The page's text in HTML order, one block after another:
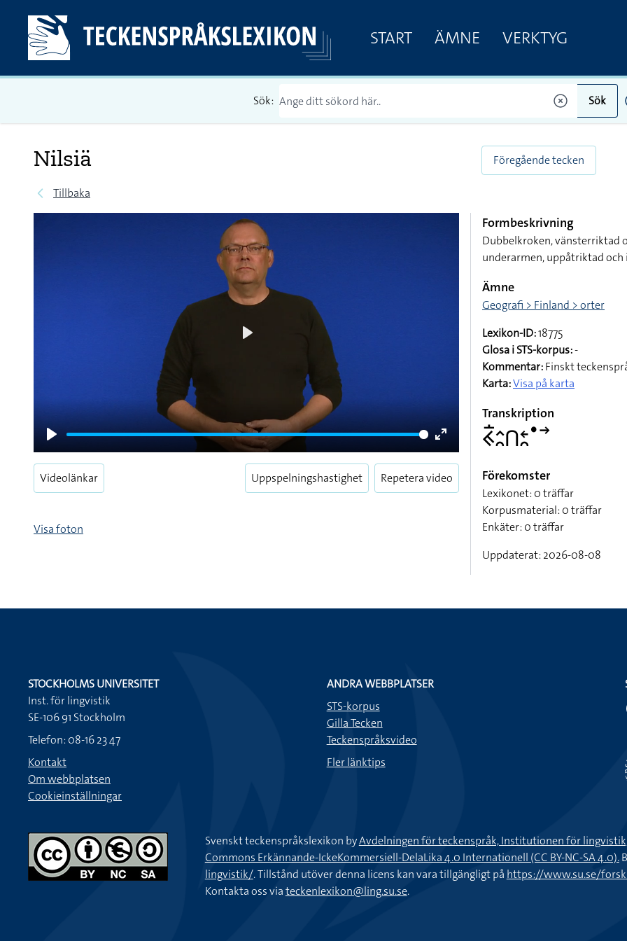
START ÄMNE VERKTYG
Sök: Sök
Nilsiä
Tillbaka
Föregående tecken
Play
Enter
fullscreen
Videolänkar Uppspelningshastighet Repetera video
Visa foton
Formbeskrivning
Dubbelkroken, vänsterriktad
underarmen, uppåtriktad och
Ämne
Geografi > Finland > orter
Lexikon-ID:18775
Glosa i STS-korpus:-
Kommentar:Finskt
Karta:Visa på karta
Transkription
􌤒􌥛􌤵􌥘􌤽􌥓􌥘􌤟􌥣
Förekomster
Lexikonet: 0 träffar
Korpusmaterial: 0 träffar
Enkäter: 0 träffar
Uppdaterat: 2026-08-08
STOCKHOLMS UNIVERSITET
Inst. för lingvistik
SE-106 91 Stockholm
Telefon: 08-16 23 47
Kontakt
Om webbplatsen
Cookieinställningar
ANDRA WEBBPLATSER
STS-korpus
Gilla Tecken
Teckenspråksvideo
Fler länktips
Svenskt teckenspråkslexikon byAvdelningen för teckenspråk, Institutionen för
Commons Erkännande-IckeKommersiell-DelaLika 4.0 Internationell (CC BY-NC-SA 4.0).
lingvistik/. Tillstånd utöver denna licens kan vara tillgängligt på https://www.su.se/
Kontakta oss viateckenlexikon@ling.su.se.